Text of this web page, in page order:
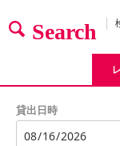
Search
貸出日時